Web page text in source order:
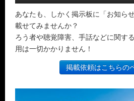
あなたも、しかく掲示板に「お知ら
載せてみませんか？
ろう者や聴覚障害、手話などに関す
用は一切かかりません！
掲載依頼はこちらの